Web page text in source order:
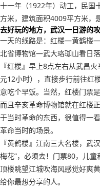
十一年（1922年）动工，民国
方米，建筑面积4009平方米，
去好玩的地方，武汉一日游的
一天的线路是：红楼—黄鹤楼
北省博物馆—武大珞珈山看日
『红楼』早上8点左右从武昌
元12小时），直接步行前往红
意吃个早饭。当然，红楼门票
而且辛亥革命博物馆就在红楼
于当时革命的东西，很值得一
革命当时的场景。
『黄鹤楼』江南三大名楼，武
梅花”，必须去！门票80，儿
顶楼眺望江城吹海风感觉好爽
给你最想分享的人。